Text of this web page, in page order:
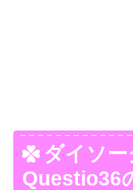
ダイソ
Questio36